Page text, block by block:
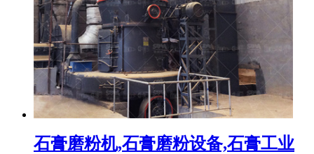
石膏磨粉机,石膏磨粉设备,石膏工业